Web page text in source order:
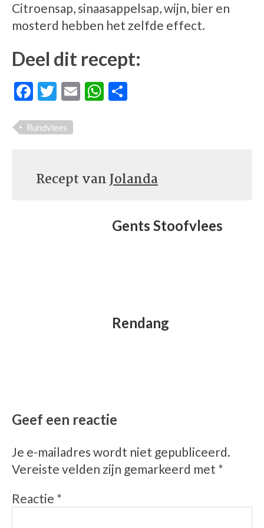
Citroensap, sinaasappelsap, wijn, bier en
mosterd hebben het zelfde effect.
Deel dit recept:
Facebook
Twitter
EmailWhatsApp
Rundvlees
Recept vanJolanda
Gents Stoofvlees
Rendang
Geef een reactie
Je e-mailadres wordt niet gepubliceerd.
Vereiste velden zijn gemarkeerd met *
Reactie *